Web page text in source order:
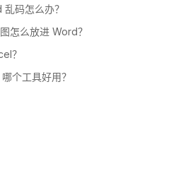
码怎么办？
怎么放进 Word？
？
个工具好用？